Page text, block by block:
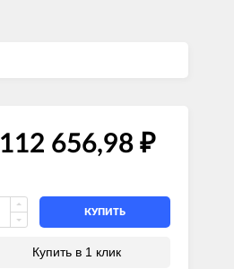
112 656,98 ₽
КУПИТЬ
Купить в 1 клик